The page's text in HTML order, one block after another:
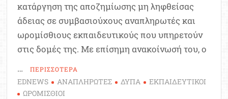
κατάργηση της αποζημίωσης μη ληφθείσας
άδειας σε συμβασιούχους αναπληρωτές και
ωρομίσθιους εκπαιδευτικούς που υπηρετούν
στις δομές της. Με επίσημη ανακοίνωσή του, ο
…
ΠΕΡΙΣΣΟΤΕΡΑ
EDNEWS ΑΝΑΠΛΗΡΩΤΕΣ ΔΥΠΑ
ΕΚΠΑΙΔΕΥΤΙΚΟΙ
ΩΡΟΜΙΣΘΙΟΙ